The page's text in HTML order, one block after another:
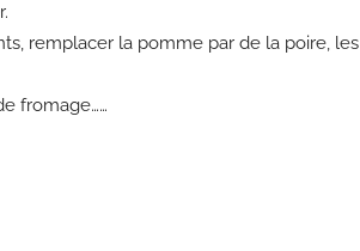
remplacer la pomme par de la poire, les
fromage……